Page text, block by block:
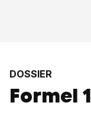
DOSSIER
Formel 1